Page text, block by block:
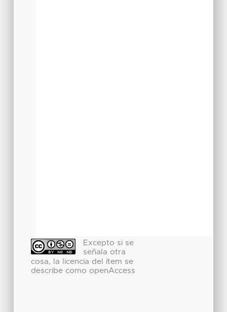
Excepto si se
señala otra
cosa, la licencia del ítem se
describe como openAccess